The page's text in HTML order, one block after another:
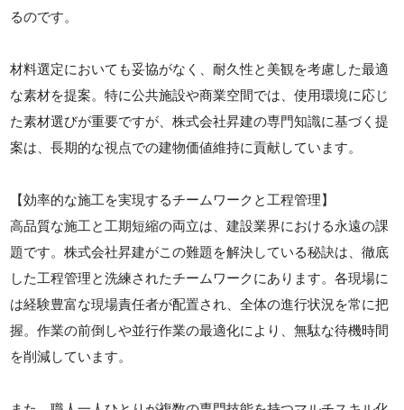
るのです。
材料選定においても妥協がなく、耐久性と美観を考慮した最適
な素材を提案。特に公共施設や商業空間では、使用環境に応じ
た素材選びが重要ですが、株式会社昇建の専門知識に基づく提
案は、長期的な視点での建物価値維持に貢献しています。
【効率的な施工を実現するチームワークと工程管理】
高品質な施工と工期短縮の両立は、建設業界における永遠の課
題です。株式会社昇建がこの難題を解決している秘訣は、徹底
した工程管理と洗練されたチームワークにあります。各現場に
は経験豊富な現場責任者が配置され、全体の進行状況を常に把
握。作業の前倒しや並行作業の最適化により、無駄な待機時間
を削減しています。